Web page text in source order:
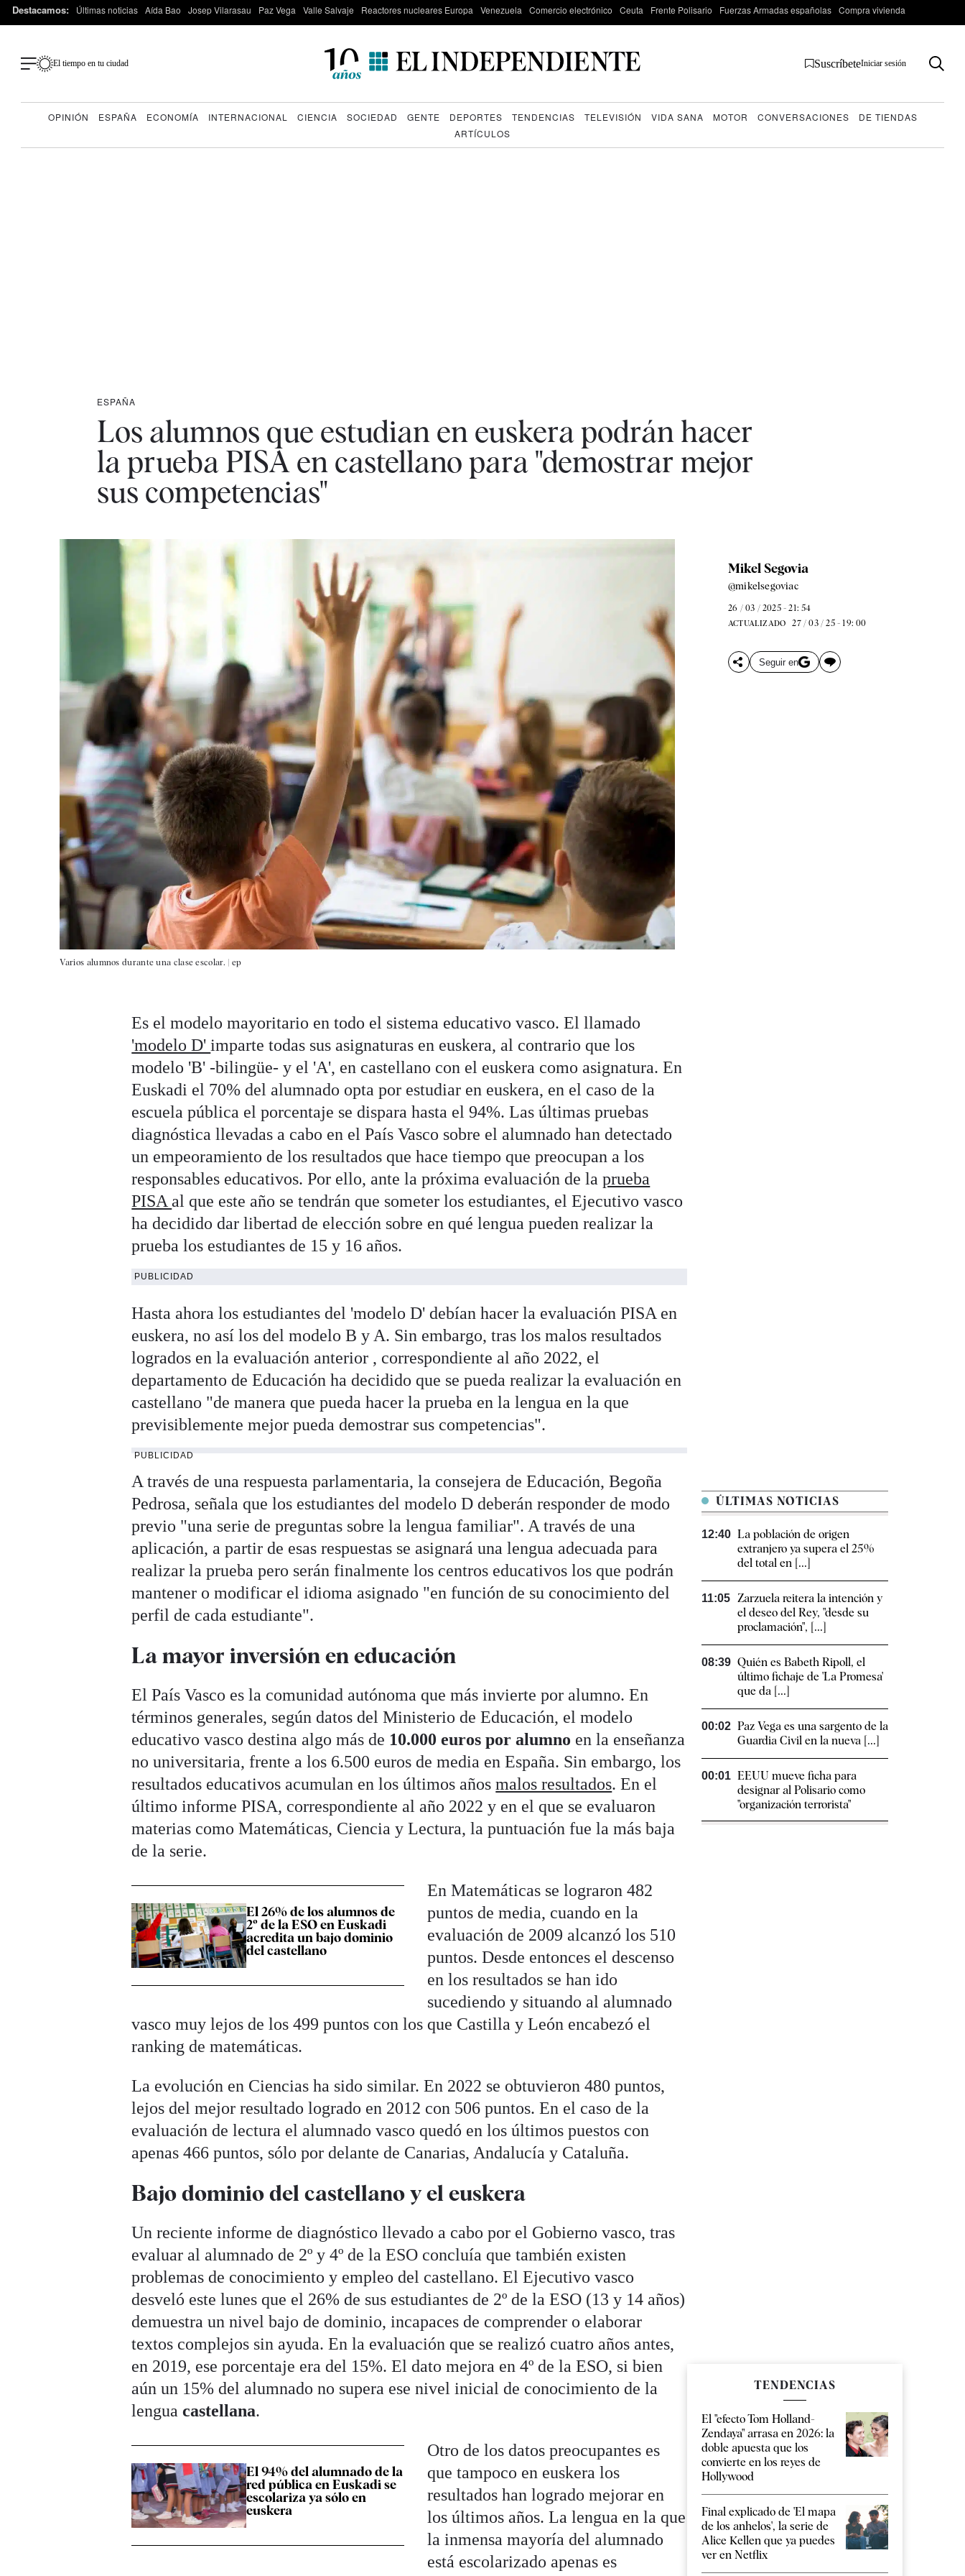
Destacamos: Últimas noticias Aída Bao Josep Vilarasau Paz Vega Valle Salvaje Reactores nucleares Europa Venezuela Comercio electrónico Ceuta Frente Polisario Fuerzas Armadas españolas Compra vivienda
El tiempo en tu ciudad SuscríbeteIniciar sesión
OPINIÓN ESPAÑA ECONOMÍA INTERNACIONAL CIENCIA SOCIEDAD GENTE DEPORTES TENDENCIAS TELEVISIÓN VIDA SANA MOTOR CONVERSACIONES
DE TIENDAS
ARTÍCULOS
ESPAÑA
Los alumnos que estudian en euskera podrán hacer
la prueba PISA en castellano para "demostrar mejor
sus competencias"
Varios alumnos durante una clase escolar. | ep
Mikel Segovia
@mikelsegoviac
26 / 03 / 2025 - 21: 54
ACTUALIZADO 27 / 03 / 25 - 19: 00
Seguir en
Es el modelo mayoritario en todo el sistema educativo vasco. El llamado
'modelo D'imparte todas sus asignaturas en euskera, al contrario que los
modelo 'B' -bilingüe- y el 'A', en castellano con el euskera como asignatura. En
Euskadi el 70% del alumnado opta por estudiar en euskera, en el caso de la
escuela pública el porcentaje se dispara hasta el 94%. Las últimas pruebas
diagnóstica llevadas a cabo en el País Vasco sobre el alumnado han detectado
un empeoramiento de los resultados que hace tiempo que preocupan a los
responsables educativos. Por ello, ante la próxima evaluación de laprueba
PISA al que este año se tendrán que someter los estudiantes, el Ejecutivo vasco
ha decidido dar libertad de elección sobre en qué lengua pueden realizar la
prueba los estudiantes de 15 y 16 años.
PUBLICIDAD
Hasta ahora los estudiantes del 'modelo D' debían hacer la evaluación PISA en
euskera, no así los del modelo B y A. Sin embargo, tras los malos resultados
logrados en la evaluación anterior , correspondiente al año 2022, el
departamento de Educación ha decidido que se pueda realizar la evaluación en
castellano "de manera que pueda hacer la prueba en la lengua en la que
previsiblemente mejor pueda demostrar sus competencias".
PUBLICIDAD
A través de una respuesta parlamentaria, la consejera de Educación, Begoña
Pedrosa, señala que los estudiantes del modelo D deberán responder de modo
previo "una serie de preguntas sobre la lengua familiar". A través de una
aplicación, a partir de esas respuestas se asignará una lengua adecuada para
realizar la prueba pero serán finalmente los centros educativos los que podrán
mantener o modificar el idioma asignado "en función de su conocimiento del
perfil de cada estudiante".
La mayor inversión en educación
El País Vasco es la comunidad autónoma que más invierte por alumno. En
términos generales, según datos del Ministerio de Educación, el modelo
educativo vasco destina algo más de 10.000 euros por alumno en la enseñanza
no universitaria, frente a los 6.500 euros de media en España. Sin embargo, los
resultados educativos acumulan en los últimos añosmalos resultados. En el
último informe PISA, correspondiente al año 2022 y en el que se evaluaron
materias como Matemáticas, Ciencia y Lectura, la puntuación fue la más baja
de la serie.
El 26% de los alumnos de
2º de la ESO en Euskadi
acredita un bajo dominio
del castellano
En Matemáticas se lograron 482
puntos de media, cuando en la
evaluación de 2009 alcanzó los 510
puntos. Desde entonces el descenso
en los resultados se han ido
sucediendo y situando al alumnado
vasco muy lejos de los 499 puntos con los que Castilla y León encabezó el
ranking de matemáticas.
La evolución en Ciencias ha sido similar. En 2022 se obtuvieron 480 puntos,
lejos del mejor resultado logrado en 2012 con 506 puntos. En el caso de la
evaluación de lectura el alumnado vasco quedó en los últimos puestos con
apenas 466 puntos, sólo por delante de Canarias, Andalucía y Cataluña.
Bajo dominio del castellano y el euskera
Un reciente informe de diagnóstico llevado a cabo por el Gobierno vasco, tras
evaluar al alumnado de 2º y 4º de la ESO concluía que también existen
problemas de conocimiento y empleo del castellano. El Ejecutivo vasco
desveló este lunes que el 26% de sus estudiantes de 2º de la ESO (13 y 14 años)
demuestra un nivel bajo de dominio, incapaces de comprender o elaborar
textos complejos sin ayuda. En la evaluación que se realizó cuatro años antes,
en 2019, ese porcentaje era del 15%. El dato mejora en 4º de la ESO, si bien
aún un 15% del alumnado no supera ese nivel inicial de conocimiento de la
lenguacastellana.
El 94% del alumnado de la
red pública en Euskadi se
escolariza ya sólo en
euskera
Otro de los datos preocupantes es
que tampoco en euskera los
resultados han logrado mejorar en
los últimos años. La lengua en la que
la inmensa mayoría del alumnado
está escolarizado apenas es
ÚLTIMAS NOTICIAS
12:40 La población de origen
extranjero ya supera el 25%
del total en [...]
11:05 Zarzuela reitera la intención y
el deseo del Rey, "desde su
proclamación", [...]
08:39 Quién es Babeth Ripoll, el
último fichaje de 'La Promesa'
que da [...]
00:02 Paz Vega es una sargento de la
Guardia Civil en la nueva [...]
00:01 EEUU mueve ficha para
designar al Polisario como
"organización terrorista"
TENDENCIAS
El "efecto Tom Holland-
Zendaya" arrasa en 2026: la
doble apuesta que los
convierte en los reyes de
Hollywood
Final explicado de 'El mapa
de los anhelos', la serie de
Alice Kellen que ya puedes
ver en Netflix